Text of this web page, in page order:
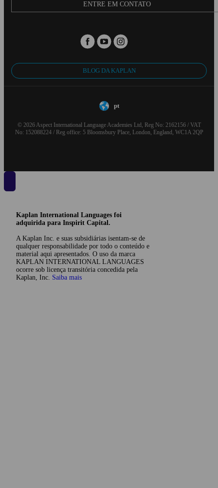
ENTRE EM CONTATO
BLOG DA KAPLAN
pt
© 2026 Aspect International Language Academies Ltd, Reg No: 2162156 / VAT
No: 152088224 / Reg office: 5 Bloomsbury Place, London, England, WC1A 2QP
Kaplan International Languages foi
adquirida para Inspirit Capital.
A Kaplan Inc. e suas subsidiárias isentam-se de
qualquer responsabilidade por todo o conteúdo e
material aqui apresentados. O uso da marca
KAPLAN INTERNATIONAL LANGUAGES
ocorre sob licença transitória concedida pela
Kaplan, Inc. Saiba mais